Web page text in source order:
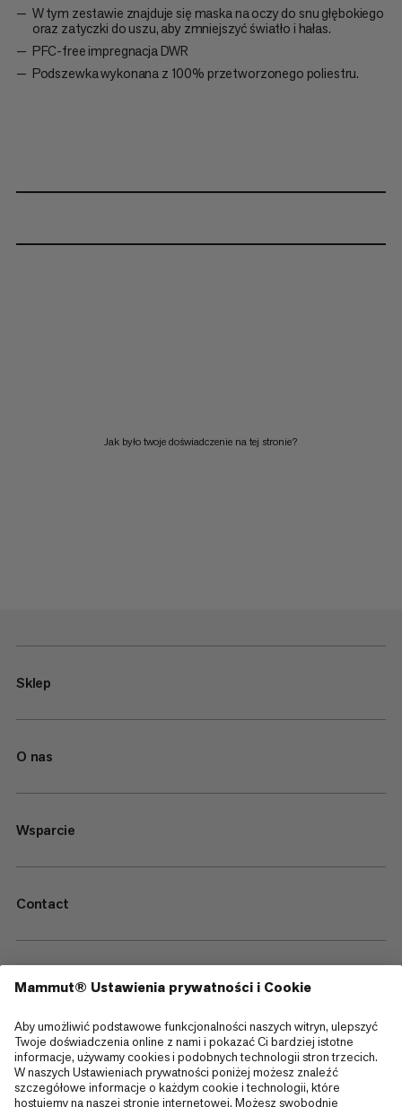
W tym zestawie znajduje się maska na oczy do snu głębokiego
oraz zatyczki do uszu, aby zmniejszyć światło i hałas.
PFC-free impregnacja DWR
Podszewka wykonana z 100% przetworzonego poliestru.
Jak było twoje doświadczenie na tej stronie?
Sklep
O nas
Wsparcie
Contact
—